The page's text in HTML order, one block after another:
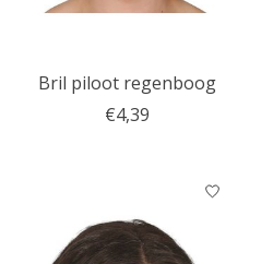
Bril piloot regenboog
€4,39